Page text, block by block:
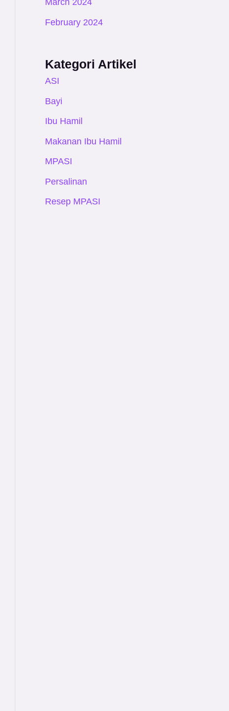
March 2024
February 2024
Kategori Artikel
ASI
Bayi
Ibu Hamil
Makanan Ibu Hamil
MPASI
Persalinan
Resep MPASI